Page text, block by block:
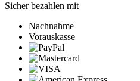
Sicher bezahlen mit
Nachnahme
Vorauskasse